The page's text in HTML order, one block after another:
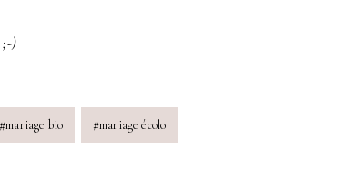
;-)
#mariage bio #mariage écolo